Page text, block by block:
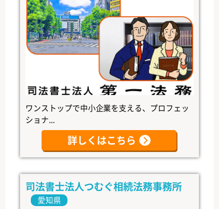
ワンストップで中小企業を支える、プロフェッ
ショナ...
詳しくはこちら
司法書士法人つむぐ相続法務事務所
愛知県